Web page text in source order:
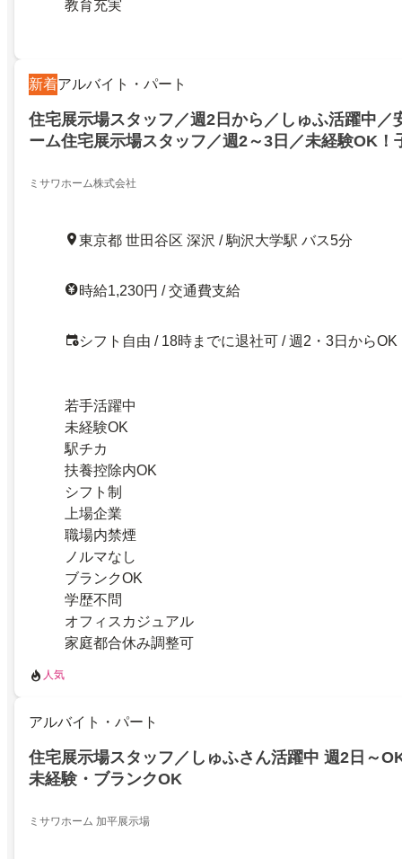
教育充実
新着アルバイト・パート
住宅展示場スタッフ／週2日から／しゅふ活躍中／
ーム住宅展示場スタッフ／週2～3日／未経験OK！
ミサワホーム株式会社
東京都 世田谷区 深沢 / 駒沢大学駅 バス5分
時給1,230円 / 交通費支給
シフト自由 / 18時までに退社可 / 週2・3日からOK
若手活躍中
未経験OK
駅チカ
扶養控除内OK
シフト制
上場企業
職場内禁煙
ノルマなし
ブランクOK
学歴不問
オフィスカジュアル
家庭都合休み調整可
人気
アルバイト・パート
住宅展示場スタッフ／しゅふさん活躍中 週2日～
未経験・ブランクOK
ミサワホーム 加平展示場